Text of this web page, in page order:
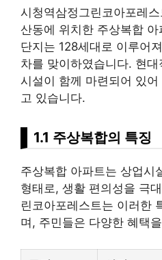
시청역삼정그린코아포레
산동에 위치한 주상복합
단지는 128세대로 이루어
차를 맞이하였습니다. 현
시설이 함께 마련되어 있
고 있습니다.
1.1 주상복합의 특징
주상복합 아파트는 상업시
형태로, 생활 편의성을 극
린코아포레스트는 이러한
며, 주민들은 다양한 혜택